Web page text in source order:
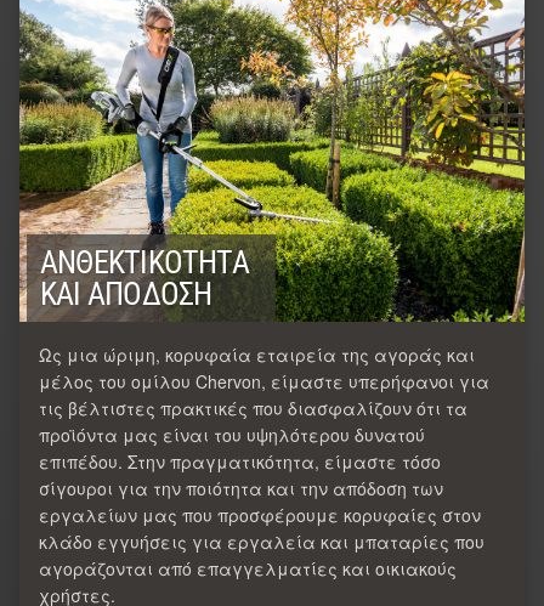
ΑΝΘΕΚΤΙΚΌΤΗΤΑ
ΚΑΙ ΑΠΌΔΟΣΗ
Ως μια ώριμη, κορυφαία εταιρεία της αγοράς και
μέλος του ομίλου Chervon, είμαστε υπερήφανοι για
τις βέλτιστες πρακτικές που διασφαλίζουν ότι τα
προϊόντα μας είναι του υψηλότερου δυνατού
επιπέδου. Στην πραγματικότητα, είμαστε τόσο
σίγουροι για την ποιότητα και την απόδοση των
εργαλείων μας που προσφέρουμε κορυφαίες στον
κλάδο εγγυήσεις για εργαλεία και μπαταρίες που
αγοράζονται από επαγγελματίες και οικιακούς
χρήστες.